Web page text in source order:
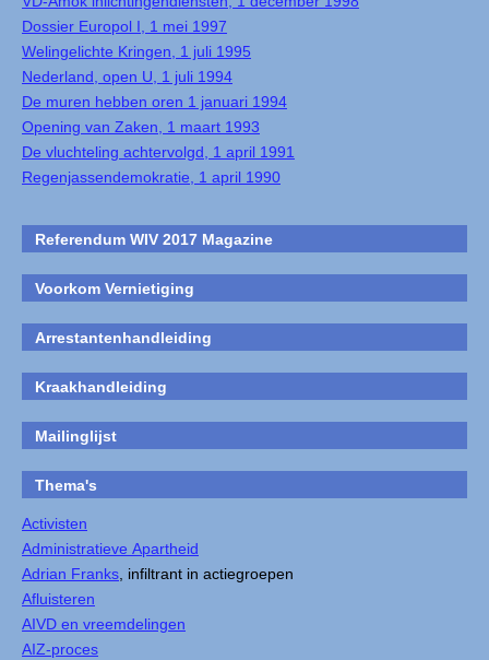
Dossier Europol I, 1 mei 1997
Welingelichte Kringen, 1 juli 1995
Nederland, open U, 1 juli 1994
De muren hebben oren 1 januari 1994
Opening van Zaken, 1 maart 1993
De vluchteling achtervolgd, 1 april 1991
Regenjassendemokratie, 1 april 1990
Referendum WIV 2017 Magazine
Voorkom Vernietiging
Arrestantenhandleiding
Kraakhandleiding
Mailinglijst
Thema's
Activisten
Administratieve Apartheid
Adrian Franks , infiltrant in actiegroepen
Afluisteren
AIVD en vreemdelingen
AIZ-proces